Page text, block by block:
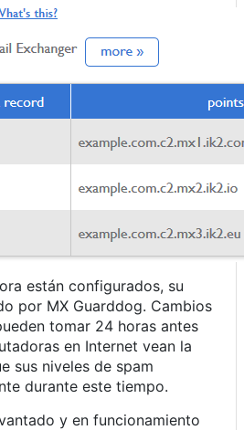
están configurados, su
por MX Guarddog. Cambios
tomar 24 horas antes
en Internet vean la
sus niveles de spam
durante este tiempo.
y en funcionamiento